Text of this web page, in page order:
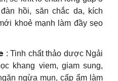
hồi, săn chắc da, kích
khoẻ mạnh làm đầy sẹo
chất thảo dược Ngải
khang viem, giam sung,
ngừa mun, cấp ẩm làm